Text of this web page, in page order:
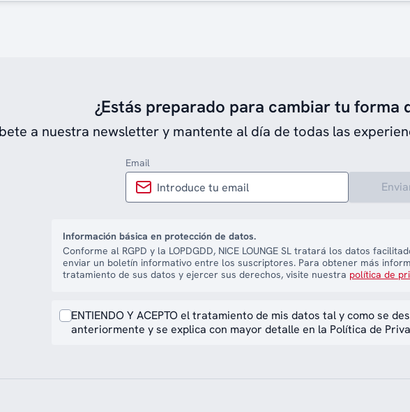
¿Estás preparado para cambiar tu forma
a nuestra newsletter y mantente al día de todas las
Email
Información básica en protección de datos.
Conforme al RGPD y la LOPDGDD, NICE LOUNGE SL tratará los datos
enviar un boletín informativo entre los suscriptores. Para obtener más
tratamiento de sus datos y ejercer sus derechos, visite nuestra política de
ENTIENDO Y ACEPTO el tratamiento de mis datos tal y como se
anteriormente y se explica con mayor detalle en la Política de